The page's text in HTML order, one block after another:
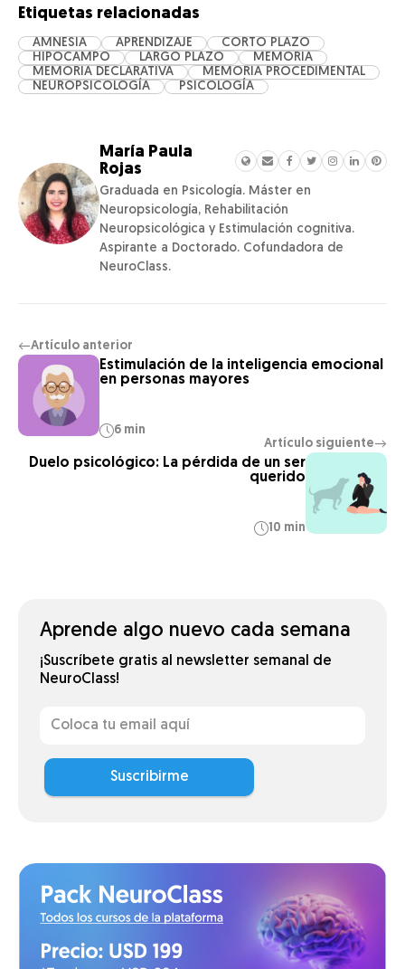
Etiquetas relacionadas
AMNESIA APRENDIZAJE
CORTO PLAZO
HIPOCAMPO
LARGO PLAZO
MEMORIA
MEMORIA DECLARATIVA
MEMORIA PROCEDIMENTAL
NEUROPSICOLOGÍA
PSICOLOGÍA
María Paula
Rojas
Graduada en Psicología. Máster en
Neuropsicología, Rehabilitación
Neuropsicológica y Estimulación cognitiva.
Aspirante a Doctorado. Cofundadora de
NeuroClass.
←Artículo anterior
Estimulación de la inteligencia emocional
en personas mayores
6 min
Artículo siguiente→
Duelo psicológico: La pérdida de un ser
querido
10 min
Aprende algo nuevo cada semana
¡Suscríbete gratis al newsletter semanal de
NeuroClass!
Suscribirme